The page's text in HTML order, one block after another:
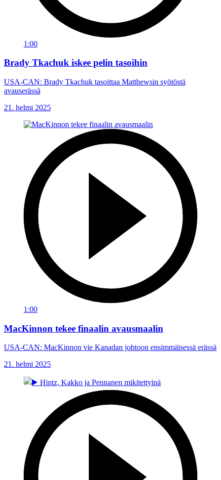
1:00
Brady Tkachuk iskee pelin tasoihin
USA-CAN: Brady Tkachuk tasoittaa Matthewsin syötöstä
avauserässä
21. helmi 2025
1:00
MacKinnon tekee finaalin avausmaalin
USA-CAN: MacKinnon vie Kanadan johtoon ensimmäisessä erässä
21. helmi 2025